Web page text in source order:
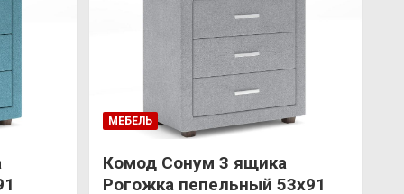
МЕБЕЛЬ
Комод Сонум 3 ящика
Рогожка пепельный 53х91